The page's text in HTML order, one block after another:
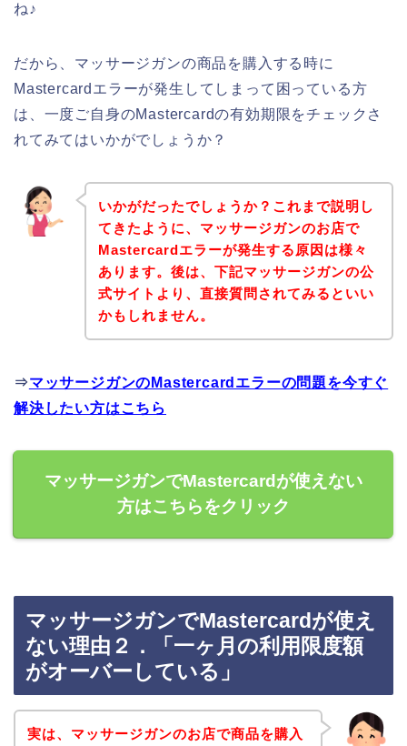
ね♪
だから、マッサージガンの商品を購入する時に
Mastercardエラーが発生してしまって困っている方
は、一度ご自身のMastercardの有効期限をチェックさ
れてみてはいかがでしょうか？
いかがだったでしょうか？これまで説明し
てきたように、マッサージガンのお店で
Mastercardエラーが発生する原因は様々
あります。後は、下記マッサージガンの公
式サイトより、直接質問されてみるといい
かもしれません。
⇒マッサージガンのMastercardエラーの問題を今すぐ
解決したい方はこちら
マッサージガンでMastercardが使えない
方はこちらをクリック
マッサージガンでMastercardが使え
ない理由２．「一ヶ月の利用限度額
がオーバーしている」
実は、マッサージガンのお店で商品を購入